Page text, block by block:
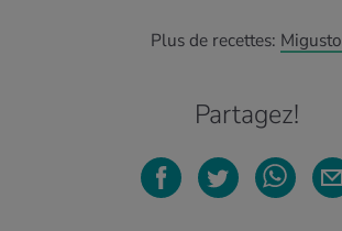
Plus de recettes: Migusto
Partagez!